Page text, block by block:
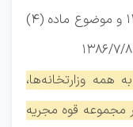
قانون محاسبات عمومی کشور 1366/6/1 و موضوع ماده (4)
همه وزارتخانه‌ها،
مجموعه قوه مجریه